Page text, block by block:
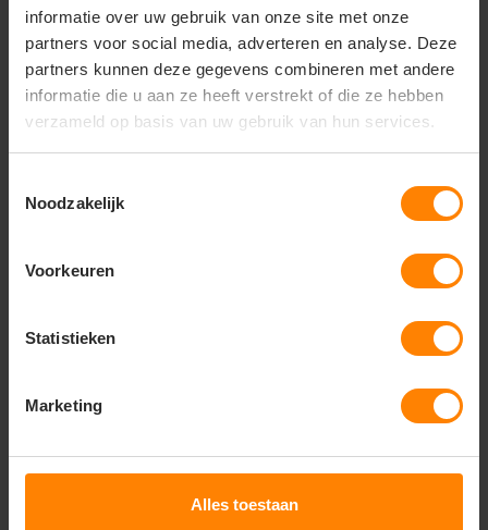
informatie over uw gebruik van onze site met onze
partners voor social media, adverteren en analyse. Deze
partners kunnen deze gegevens combineren met andere
informatie die u aan ze heeft verstrekt of die ze hebben
verzameld op basis van uw gebruik van hun services.
Noodzakelijk
Voorkeuren
Statistieken
Marketing
Alles toestaan
Kleur:Diepzwart (Black) – behoudt zijn kleur na
vele wasbeurten
Model:Lange sloof (heupschort) met maximale
dekking
Sneldrogend, kleurvast en eenvoudig
Sluiting:
Lange, stevige banden voor een veilige
Ideaal voor:
Sommeliers en bartenders die hun tools graag
sloof met opbergruimte